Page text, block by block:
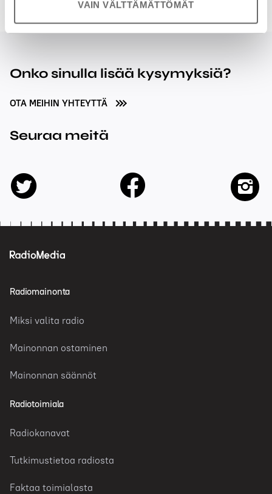
VAIN VÄLTTÄMÄTTÖMÄT
Onko sinulla lisää kysymyksiä?
OTA MEIHIN YHTEYTTÄ
Seuraa meitä
twitter facebook
Radiomainonta
Miksi valita radio
Mainonnan ostaminen
Mainonnan säännöt
Radiotoimiala
Radiokanavat
Tutkimustietoa radiosta
Faktaa toimialasta